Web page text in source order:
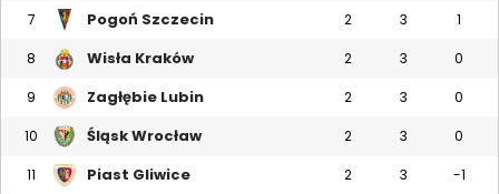
7 Pogoń Szczecin 2 3 1
8 Wisła Kraków 2 3 0
9 Zagłębie Lubin 2 3 0
10 Śląsk Wrocław 2 3 0
11 Piast Gliwice 2 3 -1